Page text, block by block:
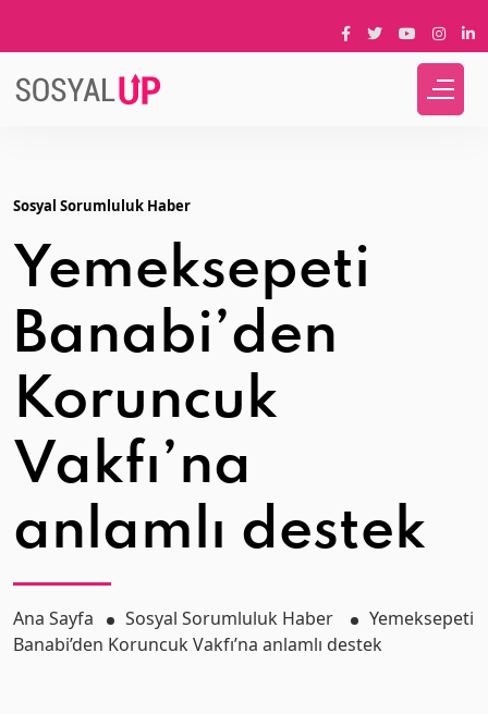
Sosyal Sorumluluk Haber
Yemeksepeti
Banabi’den
Koruncuk
Vakfı’na
anlamlı destek
Ana Sayfa Sosyal Sorumluluk Haber
Yemeksepeti
Banabi’den Koruncuk Vakfı’na anlamlı destek